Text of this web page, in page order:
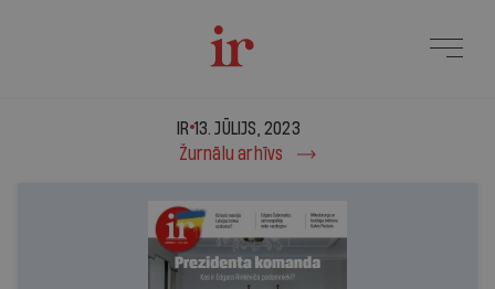
IR - 13. jūlijs, 2023
IR 13. JŪLIJS, 2023
Žurnālu arhīvs